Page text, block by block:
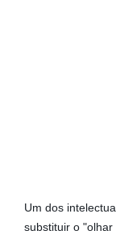
Um dos
substituir o